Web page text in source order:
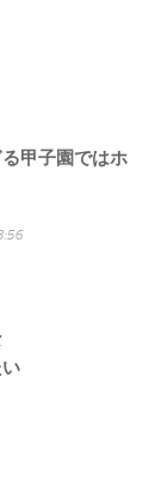
甲子園ではホ